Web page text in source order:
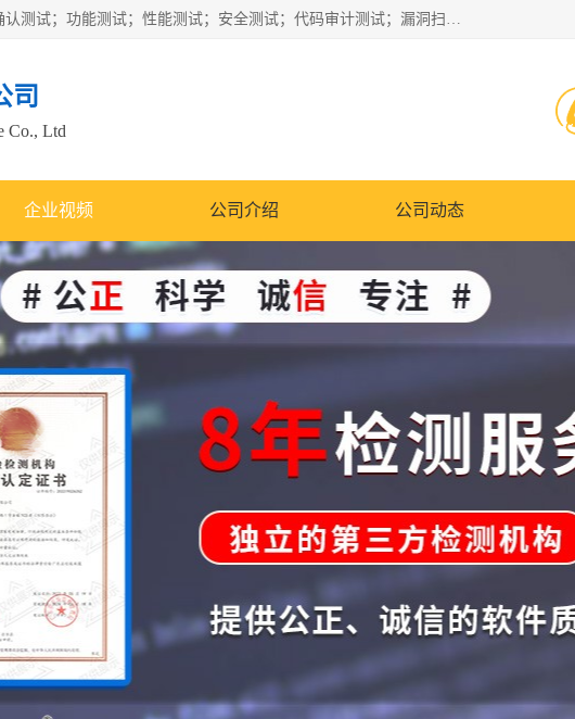
正检信服提供软件产品登记测试；科技项目验收测试；产品确认测试；功能测试；性能测试；安全测试；代码审计测试；漏洞扫描测试；渗透测试；风险评估测试；信息安全等级保护测评；双软认定；实验室建设质量体系建设；软件着作权、软件评测等服务。
司
Co., Ltd
企业视频 公司介绍 公司动态